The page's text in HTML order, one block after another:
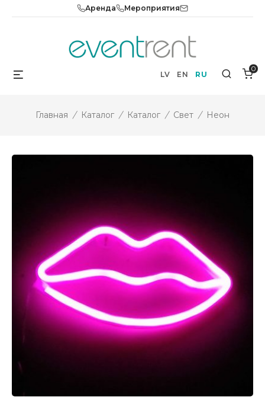
Аренда Мероприятия
LV EN RU Search
0
Главная / Каталог / Каталог / Свет / Неон